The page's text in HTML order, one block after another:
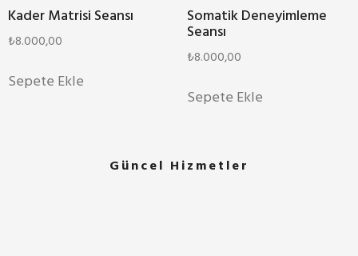
Kader Matrisi Seansı
₺8.000,00
Sepete Ekle
Somatik Deneyimleme
Seansı
₺8.000,00
Sepete Ekle
Güncel Hizmetler